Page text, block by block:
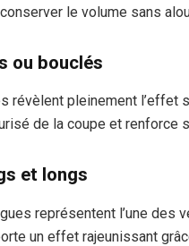
le volume sans
ou bouclés
révèlent pleinement l’effet
de la coupe et renforce
et longs
représentent l’une des
un effet rajeunissant